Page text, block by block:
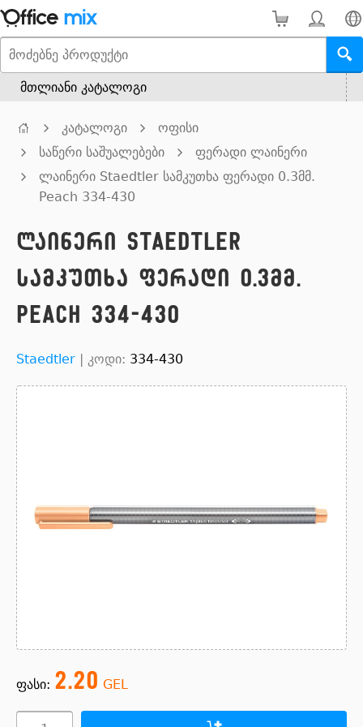
მთლიანი კატალოგი
კატალოგი
ოფისი
საწერი საშუალებები
ფერადი ლაინერი
ლაინერი Staedtler სამკუთხა ფერადი 0.3მმ.
Peach 334-430
ლაინერი Staedtler
სამკუთხა ფერადი 0.3მმ.
Peach 334-430
Staedtler | კოდი: 334-430
ფასი: 2.20 GEL